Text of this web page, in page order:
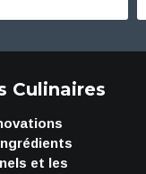
Culinaires
et les